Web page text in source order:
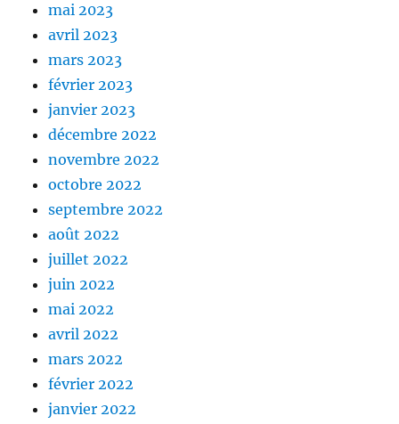
mai 2023
avril 2023
mars 2023
février 2023
janvier 2023
décembre 2022
novembre 2022
octobre 2022
septembre 2022
août 2022
juillet 2022
juin 2022
mai 2022
avril 2022
mars 2022
février 2022
janvier 2022